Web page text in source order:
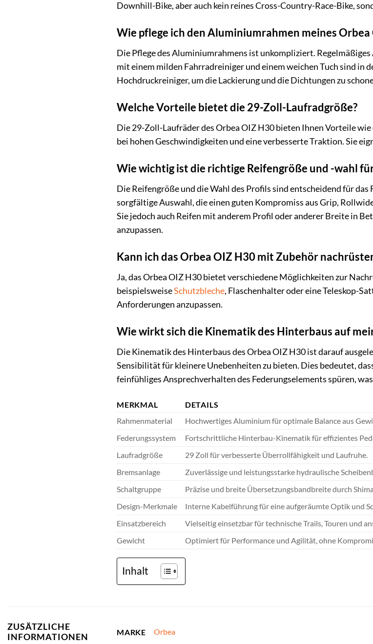
Downhill-Bike, aber auch kein reines Cross-Country-Race-Bike,
Wie pflege ich den Aluminiumrahmen meines Orbea
Die Pflege des Aluminiumrahmens ist unkompliziert.
mit einem milden Fahrradreiniger und einem weichen Tuch sind in
Hochdruckreiniger, um die Lackierung und die Dichtungen zu
Welche Vorteile bietet die 29-Zoll-Laufradgröße?
Die 29-Zoll-Laufräder des Orbea OIZ H30 bieten Ihnen Vorteile
bei hohen Geschwindigkeiten und eine verbesserte Traktion. Sie
Wie wichtig ist die richtige Reifengröße und -wahl
Die Reifengröße und die Wahl des Profils sind entscheidend für
sorgfältige Auswahl, die einen guten Kompromiss aus Grip,
Sie jedoch auch Reifen mit anderem Profil oder anderer Breite in
anzupassen.
Kann ich das Orbea OIZ H30 mit Zubehör
Ja, das Orbea OIZ H30 bietet verschiedene Möglichkeiten zur
beispielsweiseSchutzbleche, Flaschenhalter oder eine Teleskop-
Anforderungen anzupassen.
Wie wirkt sich die Kinematik des Hinterbaus auf
Die Kinematik des Hinterbaus des Orbea OIZ H30 ist darauf
Sensibilität für kleinere Unebenheiten zu bieten. Dies bedeutet,
feinfühliges Ansprechverhalten des Federungselements spüren,
MERKMAL
DETAILS
Rahmenmaterial
Hochwertiges Aluminium für optimale Balance aus
Federungssystem
Fortschrittliche Hinterbau-Kinematik für effizientes
Laufradgröße
29 Zoll für verbesserte Überrollfähigkeit und Laufruhe.
Bremsanlage
Zuverlässige und leistungsstarke hydraulische
Schaltgruppe
Präzise und breite Übersetzungsbandbreite durch
Design-Merkmale
Interne Kabelführung für eine aufgeräumte Optik und
Einsatzbereich
Vielseitig einsetzbar für technische Trails, Touren und
Gewicht
Optimiert für Performance und Agilität, ohne
Inhalt
ZUSÄTZLICHE
INFORMATIONEN
MARKE Orbea